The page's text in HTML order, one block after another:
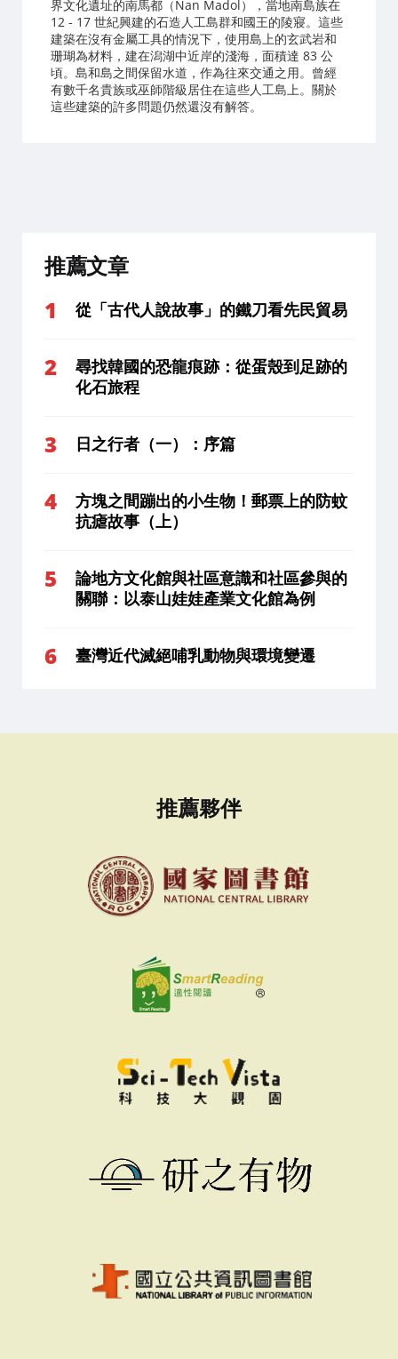
界文化遺址的南馬都（Nan Madol），當地南島族在
12 - 17 世紀興建的石造人工島群和國王的陵寢。這些
建築在沒有金屬工具的情況下，使用島上的玄武岩和
珊瑚為材料，建在潟湖中近岸的淺海，面積達 83 公
頃。島和島之間保留水道，作為往來交通之用。曾經
有數千名貴族或巫師階級居住在這些人工島上。關於
這些建築的許多問題仍然還沒有解答。
推薦文章
從「古代人說故事」的鐵刀看先民貿易
尋找韓國的恐龍痕跡：從蛋殼到足跡的
化石旅程
日之行者（一）：序篇
方塊之間蹦出的小生物！郵票上的防蚊
抗瘧故事（上）
論地方文化館與社區意識和社區參與的
關聯：以泰山娃娃產業文化館為例
臺灣近代滅絕哺乳動物與環境變遷
推薦夥伴